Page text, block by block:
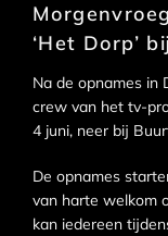
‘Het Dorp’
Na de opnames in
crew van het tv-
4 juni, neer bij
De opnames
van harte welkom
kan iedereen